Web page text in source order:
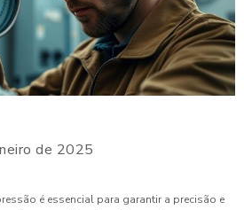
de 2025
é essencial para garantir a precisão e